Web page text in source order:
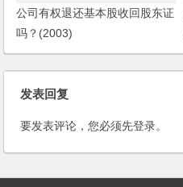
公司有权退还基本股收回股东证
吗？(2003)
发表回复
要发表评论，您必须先登录。